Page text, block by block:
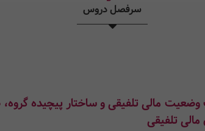
سرفصل دروس
مالی تلفیقی و ساختار پیچیده
تلفیقی